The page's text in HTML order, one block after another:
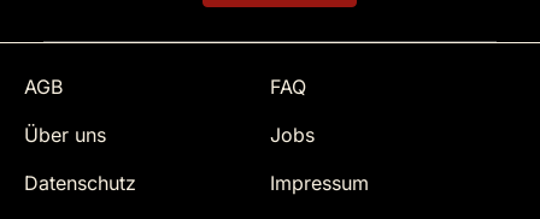
AGB
FAQ
Über uns
Jobs
Datenschutz
Impressum